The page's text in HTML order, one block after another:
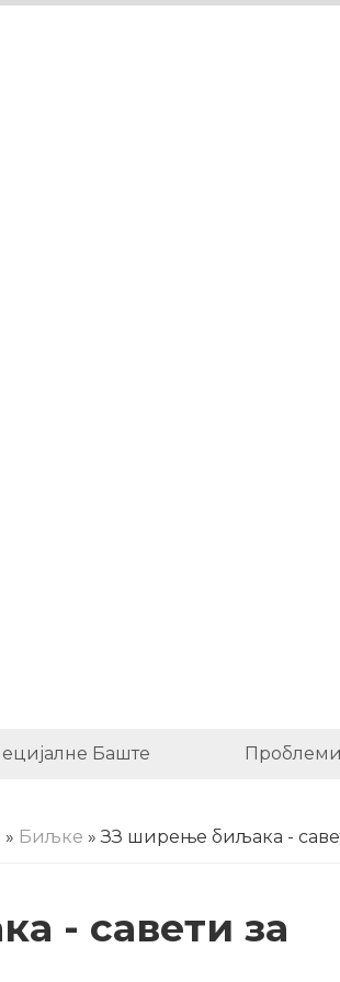
Баште Проблеми
» Биљке » ЗЗ ширење биљака -
- савети за